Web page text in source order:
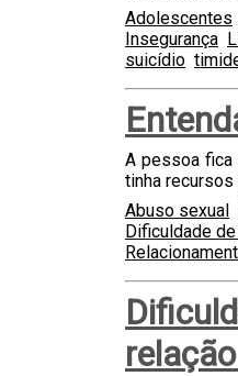
Adolescentes
Insegurança
suicídio
A pessoa fica
tinha
Abuso sexual
Dificuldade